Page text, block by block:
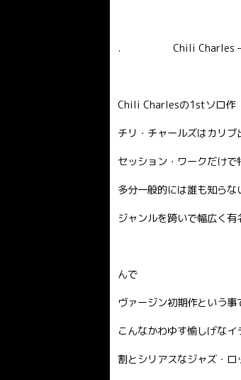
. Chili Charles –
Chili Charlesの1stソロ作
チリ・チャールズはカリ
セッション・ワークだけ
多分一般的には誰も知ら
ジャンルを跨いで幅広く
んで
ヴァージン初期作という
こんなかわゆす愉しげなイ
割とシリアスなジャズ・ロ